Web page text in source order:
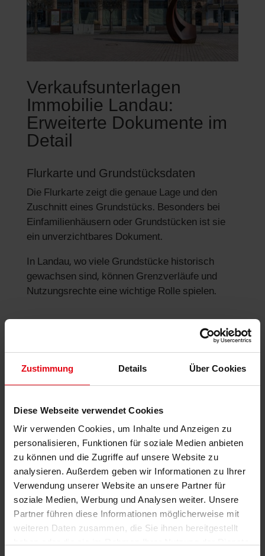
Zustimmung Details Über Cookies
Diese Webseite verwendet Cookies
Wir verwenden Cookies, um Inhalte und Anzeigen zu
personalisieren, Funktionen für soziale Medien anbieten
zu können und die Zugriffe auf unsere Website zu
analysieren. Außerdem geben wir Informationen zu Ihrer
Verwendung unserer Website an unsere Partner für
soziale Medien, Werbung und Analysen weiter. Unsere
Partner führen diese Informationen möglicherweise mit
weiteren Daten zusammen, die Sie ihnen bereitgestellt
Verkaufsunterlagen
Immobilie Landau:
Erweiterte Dokumente im
Detail
Flurkarte und Grundstücksdaten
Die Flurkarte zeigt die genaue Lage und den
Zuschnitt eines Grundstücks. Besonders bei
Einfamilienhäusern oder Grundstücken ist sie
ein unverzichtbares Dokument.
In Landau, wo viele Grundstücke historisch
gewachsen sind, können Grenzverläufe und
Nutzungsrechte eine wichtige Rolle spielen.
Umbauten sind in vielen Immobilien in Landau
führen, dass Käufer abspringen oder Banken die
Finanzierung verweigern. Eine vollständige
Bauakte schafft hier Sicherheit.
Baulastenverzeichnis – versteckte
Einschränkungen erkennen
Baulasten können die Nutzung eines